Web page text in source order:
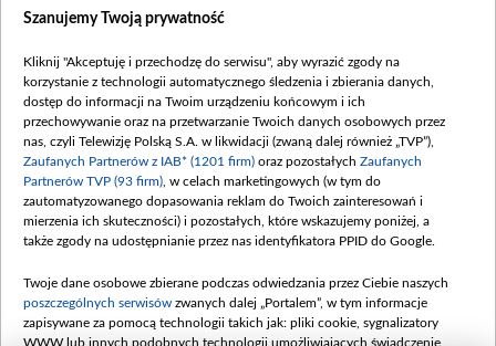
Dostępność
Procedura zgłoszeń wewnętrznych
Szanujemy Twoją prywatność
Kliknij "Akceptuję i przechodzę do serwisu", aby wyrazić zgody na
korzystanie z technologii automatycznego śledzenia i zbierania danych,
dostęp do informacji na Twoim urządzeniu końcowym i ich
przechowywanie oraz na przetwarzanie Twoich danych osobowych przez
nas, czyli Telewizję Polską S.A. w likwidacji (zwaną dalej również „TVP”),
Zaufanych Partnerów z IAB* (1201 firm) oraz pozostałych Zaufanych
Partnerów TVP (93 firm) , w celach marketingowych (w tym do
zautomatyzowanego dopasowania reklam do Twoich zainteresowań i
mierzenia ich skuteczności) i pozostałych, które wskazujemy poniżej, a
także zgody na udostępnianie przez nas identyfikatora PPID do Google.
Twoje dane osobowe zbierane podczas odwiedzania przez Ciebie naszych
poszczególnych serwisów zwanych dalej „Portalem”, w tym informacje
zapisywane za pomocą technologii takich jak: pliki cookie, sygnalizatory
WWW lub innych podobnych technologii umożliwiających świadczenie